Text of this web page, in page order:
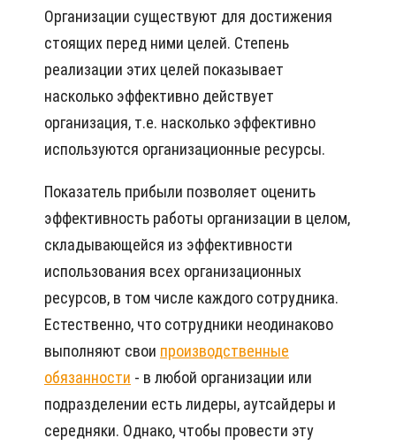
Организации существуют для достижения
стоящих перед ними целей. Степень
реализации этих целей показывает
насколько эффективно действует
организация, т.е. насколько эффективно
используются организационные ресурсы.
Показатель прибыли позволяет оценить
эффективность работы организации в целом,
складывающейся из эффективности
использования всех организационных
ресурсов, в том числе каждого сотрудника.
Естественно, что сотрудники неодинаково
выполняют свои производственные
обязанности - в любой организации или
подразделении есть лидеры, аутсайдеры и
середняки. Однако, чтобы провести эту